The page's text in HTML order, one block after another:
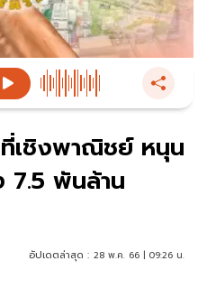
ที่เชิงพาณิชย์ หนุน
7.5 พันล้าน
อัปเดตล่าสุด : 28 พ.ค. 66 | 09:26 น.